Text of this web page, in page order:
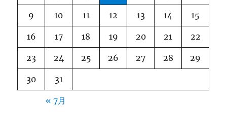
9 10 11 12 13 14 15
16 17 18 19 20 21 22
23 24 25 26 27 28 29
30 31
« 7月